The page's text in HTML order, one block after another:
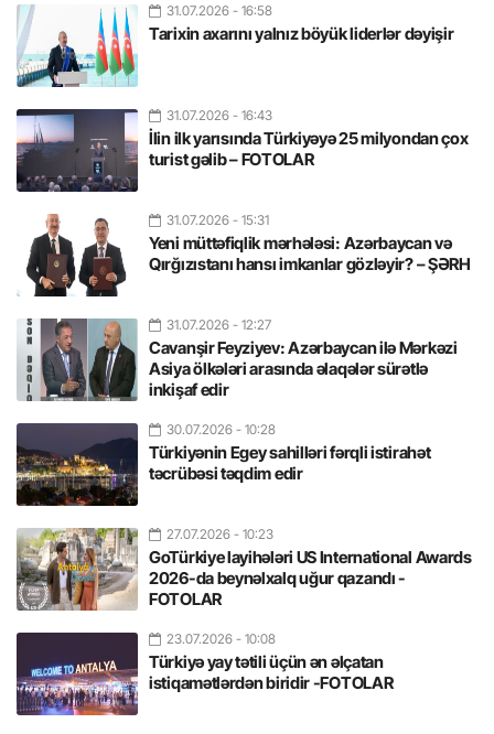
31.07.2026 - 16:58
Tarixin axarını yalnız böyük liderlər dəyişir
31.07.2026 - 16:43
İlin ilk yarısında Türkiyəyə 25 milyondan çox
turist gəlib – FOTOLAR
31.07.2026 - 15:31
Yeni müttəfiqlik mərhələsi: Azərbaycan və
Qırğızıstanı hansı imkanlar gözləyir? – ŞƏRH
31.07.2026 - 12:27
Cavanşir Feyziyev: Azərbaycan ilə Mərkəzi
Asiya ölkələri arasında əlaqələr sürətlə
inkişaf edir
30.07.2026 - 10:28
Türkiyənin Egey sahilləri fərqli istirahət
təcrübəsi təqdim edir
27.07.2026 - 10:23
GoTürkiye layihələri US International Awards
2026-da beynəlxalq uğur qazandı -
FOTOLAR
23.07.2026 - 10:08
Türkiyə yay tətili üçün ən əlçatan
istiqamətlərdən biridir -FOTOLAR